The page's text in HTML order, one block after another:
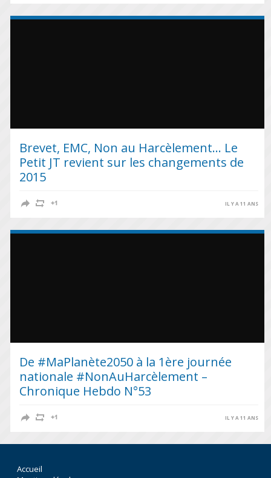
Brevet, EMC, Non au Harcèlement… Le
Petit JT revient sur les changements de
2015
IL Y A 11 ANS
De #MaPlanète2050 à la 1ère journée
nationale #NonAuHarcèlement –
Chronique Hebdo N°53
IL Y A 11 ANS
Accueil